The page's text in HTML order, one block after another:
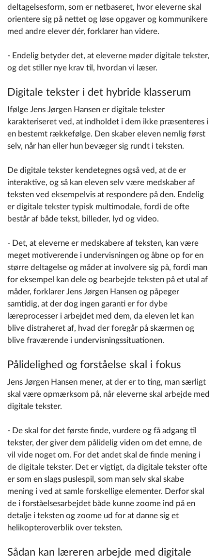
deltagelsesform, som er netbaseret, hvor eleverne skal
orientere sig på nettet og løse opgaver og kommunikere
med andre elever dér, forklarer han videre.
- Endelig betyder det, at eleverne møder digitale tekster,
og det stiller nye krav til, hvordan vi læser.
Digitale tekster i det hybride klasserum
Ifølge Jens Jørgen Hansen er digitale tekster
karakteriseret ved, at indholdet i dem ikke præsenteres i
en bestemt rækkefølge. Den skaber eleven nemlig først
selv, når han eller hun bevæger sig rundt i teksten.
De digitale tekster kendetegnes også ved, at de er
interaktive, og så kan eleven selv være medskaber af
teksten ved eksempelvis at respondere på den. Endelig
er digitale tekster typisk multimodale, fordi de ofte
består af både tekst, billeder, lyd og video.
- Det, at eleverne er medskabere af teksten, kan være
meget motiverende i undervisningen og åbne op for en
større deltagelse og måder at involvere sig på, fordi man
for eksempel kan dele og bearbejde teksten på et utal af
måder, forklarer Jens Jørgen Hansen og påpeger
samtidig, at der dog ingen garanti er for dybe
læreprocesser i arbejdet med dem, da eleven let kan
blive distraheret af, hvad der foregår på skærmen og
blive fraværende i undervisningssituationen.
Pålidelighed og forståelse skal i fokus
Jens Jørgen Hansen mener, at der er to ting, man særligt
skal være opmærksom på, når eleverne skal arbejde med
digitale tekster.
- De skal for det første finde, vurdere og få adgang til
tekster, der giver dem pålidelig viden om det emne, de
vil vide noget om. For det andet skal de finde mening i
de digitale tekster. Det er vigtigt, da digitale tekster ofte
er som en slags puslespil, som man selv skal skabe
mening i ved at samle forskellige elementer. Derfor skal
de i forståelsesarbejdet både kunne zoome ind på en
detalje i teksten og zoome ud for at danne sig et
helikopteroverblik over teksten.
Sådan kan læreren arbejde med digitale